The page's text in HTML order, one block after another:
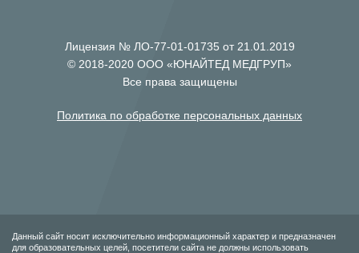
Лицензия № ЛО-77-01-01735 от 21.01.2019
© 2018-2020 ООО «ЮНАЙТЕД МЕДГРУП»
Все права защищены
Политика по обработке персональных данных
Данный сайт носит исключительно информационный характер и предназначен
для образовательных целей, посетители сайта не должны использовать